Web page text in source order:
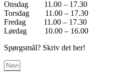
Onsdag 11.00 – 17.30
Torsdag 11.00 – 17.30
Fredag 11.00 – 17.30
Lørdag 10.00 – 16.00
Spørgsmål? Skriv det her!